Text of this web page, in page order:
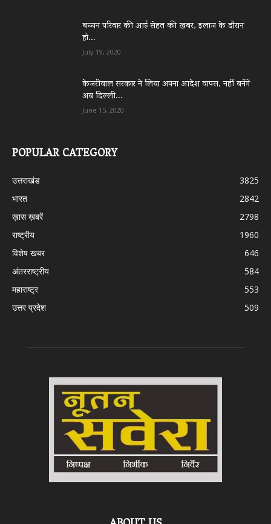
बच्चन परिवार की आई सेहत की खबर, इलाज के दौरान
हो...
July 19, 2020
केजरीवाल सरकार ने लिया अपना आदेश वापस, नहीं बनेंगे
अब दिल्ली...
June 15, 2020
POPULAR CATEGORY
उत्तराखंड
3825
भारत
2842
ख़ास ख़बरें
2798
राष्ट्रीय
1960
विशेष खबर
646
अंतरराष्ट्रीय
584
महाराष्ट्र
553
उत्तर प्रदेश
509